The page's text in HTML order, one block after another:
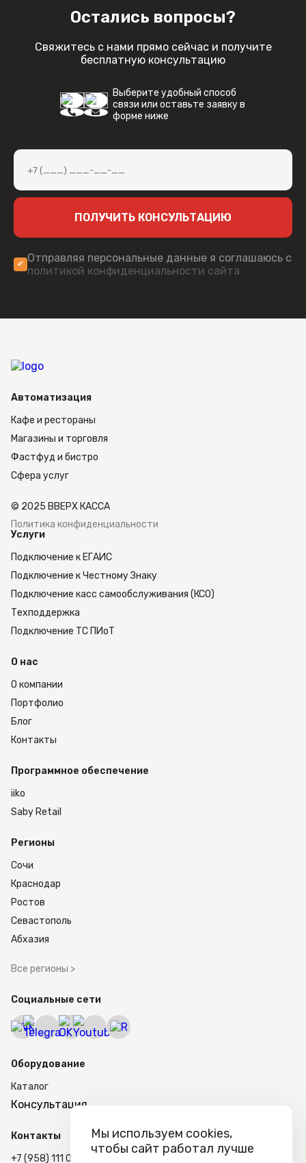
Остались вопросы?
Свяжитесь с нами прямо сейчас и получите
бесплатную консультацию
Выберите удобный способ
связи или оставьте заявку в
форме ниже
ПОЛУЧИТЬ КОНСУЛЬТАЦИЮ
Отправляя персональные данные я соглашаюсь с
политикой конфиденциальности сайта
Автоматизация
Кафе и рестораны
Магазины и торговля
Фастфуд и бистро
Сфера услуг
© 2025 ВВЕРХ КАССА
Политика конфиденциальности
Услуги
Подключение к ЕГАИС
Подключение к Честному Знаку
Подключение касс самообслуживания (КСО)
Техподдержка
Подключение ТС ПИоТ
О нас
О компании
Портфолио
Блог
Контакты
Программное обеспечение
iiko
Saby Retail
Регионы
Сочи
Краснодар
Ростов
Севастополь
Абхазия
Все регионы >
Социальные сети
Оборудование
Каталог
Консультация
Контакты
+7 (958) 111 02-87
Мы используем cookies,
чтобы сайт работал лучше